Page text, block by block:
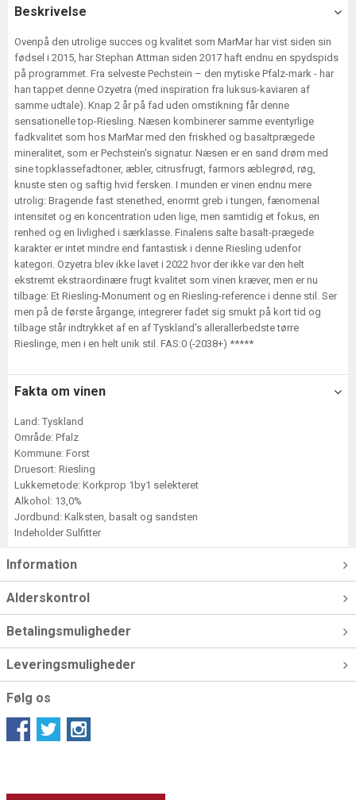
Beskrivelse
Ovenpå den utrolige succes og kvalitet som MarMar har vist siden sin
fødsel i 2015, har Stephan Attman siden 2017 haft endnu en spydspids
på programmet. Fra selveste Pechstein – den mytiske Pfalz-mark - har
han tappet denne Ozyetra (med inspiration fra luksus-kaviaren af
samme udtale). Knap 2 år på fad uden omstikning får denne
sensationelle top-Riesling. Næsen kombinerer samme eventyrlige
fadkvalitet som hos MarMar med den friskhed og basaltprægede
mineralitet, som er Pechstein's signatur. Næsen er en sand drøm med
sine topklassefadtoner, æbler, citrusfrugt, farmors æblegrød, røg,
knuste sten og saftig hvid fersken. I munden er vinen endnu mere
utrolig: Bragende fast stenethed, enormt greb i tungen, fænomenal
intensitet og en koncentration uden lige, men samtidig et fokus, en
renhed og en livlighed i særklasse. Finalens salte basalt-prægede
karakter er intet mindre end fantastisk i denne Riesling udenfor
kategori. Ozyetra blev ikke lavet i 2022 hvor der ikke var den helt
ekstremt ekstraordinære frugt kvalitet som vinen kræver, men er nu
tilbage: Et Riesling-Monument og en Riesling-reference i denne stil. Ser
men på de første årgange, integrerer fadet sig smukt på kort tid og
tilbage står indtrykket af en af Tyskland's allerallerbedste tørre
Rieslinge, men i en helt unik stil. FAS:0 (-2038+) *****
Fakta om vinen
Land: Tyskland
Område: Pfalz
Kommune: Forst
Druesort: Riesling
Lukkemetode: Korkprop 1by1 selekteret
Alkohol: 13,0%
Jordbund: Kalksten, basalt og sandsten
Indeholder Sulfitter
Information
Alderskontrol
Betalingsmuligheder
Leveringsmuligheder
Følg os